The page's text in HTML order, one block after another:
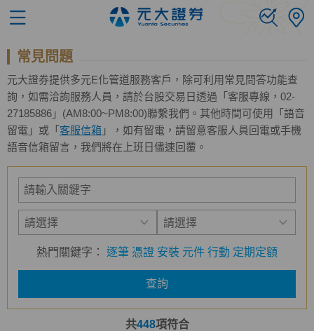
常見問題
元大證券提供多元E化管道服務客戶，除可利用常見問答功能查
詢，如需洽詢服務人員，請於台股交易日透過「客服專線，02-
27185886」(AM8:00~PM8:00)聯繫我們。其他時間可使用「語音
留電」或「 客服信箱 」，如有留電，請留意客服人員回電或手機
語音信箱留言，我們將在上班日儘速回覆。
熱門關鍵字： 逐筆 憑證 安裝 元件 行動 定期定額
查詢
共448項符合